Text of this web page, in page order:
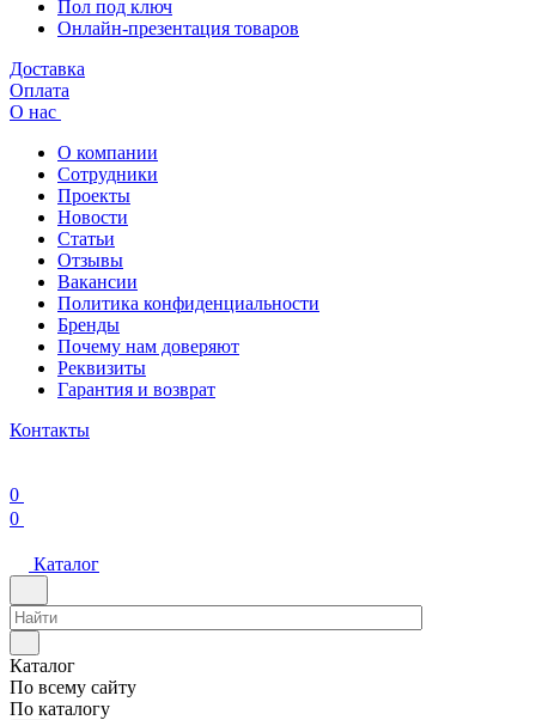
Пол под ключ
Онлайн-презентация товаров
Доставка
Оплата
О нас
О компании
Сотрудники
Проекты
Новости
Статьи
Отзывы
Вакансии
Политика конфиденциальности
Бренды
Почему нам доверяют
Реквизиты
Гарантия и возврат
Контакты
0
0
Каталог
Каталог
По всему сайту
По каталогу